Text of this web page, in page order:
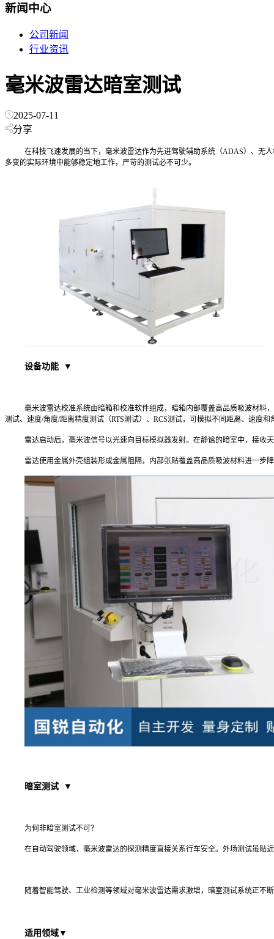
新闻中心
公司新闻
行业资讯
毫米波雷达暗室测试
2025-07-11
分享
在科技飞速发展的当下，毫米波雷达作为先进驾驶辅助系统（ADAS）、无
多变的实际环境中能够稳定地工作，严苛的测试必不可少。
设备功能 ▼
毫米波雷达校准系统由暗箱和校准软件组成，暗箱内部覆盖高品质吸波材料
测试、速度/角度/距离精度测试（RTS测试）、RCS测试，可模拟不同距离、速度
雷达启动后，毫米波信号以光速向目标模拟器发射。在静谧的暗室中，接收
雷达使用金属外壳组装形成金属阻隔，内部张贴覆盖高品质吸波材料进一
暗室测试 ▼
为何非暗室测试不可？
在自动驾驶领域，毫米波雷达的探测精度直接关系行车安全。外场测试虽贴
随着智能驾驶、工业检测等领域对毫米波雷达需求激增，暗室测试系统正
适用领域▼